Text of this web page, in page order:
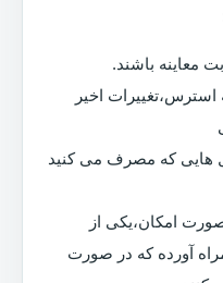
معاینه باشند.
اخیر
هایی که مصرف می کنید
امکان،یکی از
آورده که در صورت